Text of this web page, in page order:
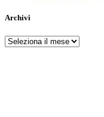
Archivi
Archivi